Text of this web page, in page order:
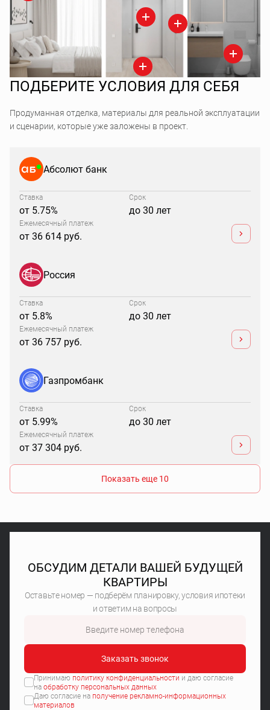
ПОДБЕРИТЕ УСЛОВИЯ ДЛЯ СЕБЯ
Продуманная отделка, материалы для реальной эксплуатации
и сценарии, которые уже заложены в проект.
Абсолют банк
Ставка
от 5.75%
Срок
до 30 лет
Ежемесячный платеж
от 36 614 руб.
Россия
Ставка
от 5.8%
Срок
до 30 лет
Ежемесячный платеж
от 36 757 руб.
Газпромбанк
Ставка
от 5.99%
Срок
до 30 лет
Ежемесячный платеж
от 37 304 руб.
Показать еще 10
ОБСУДИМ ДЕТАЛИ ВАШЕЙ БУДУЩЕЙ
КВАРТИРЫ
Оставьте номер — подберём планировку, условия ипотеки
и ответим на вопросы
Заказать звонок
Принимаю политику конфиденциальности и даю согласие
наобработку персональных данных
Даю согласие на получение рекламно-информационных
материалов